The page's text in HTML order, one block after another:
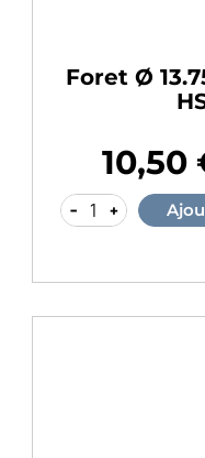
Foret Ø
10,50
- +